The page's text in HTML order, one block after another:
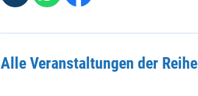
Alle Veranstaltungen der Reihe